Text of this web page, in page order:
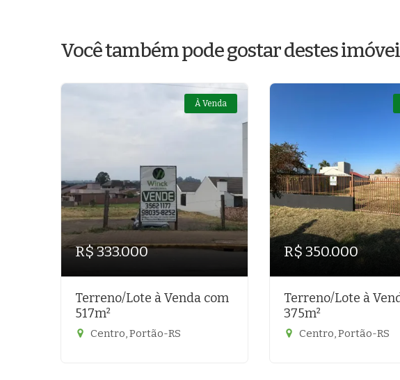
Você também pode gostar destes
À Venda
R$ 333.000
Terreno/Lote à Venda com
517m²
Centro, Portão-RS
R$ 350.000
Terreno/Lote à
375m²
Centro, Portão-RS